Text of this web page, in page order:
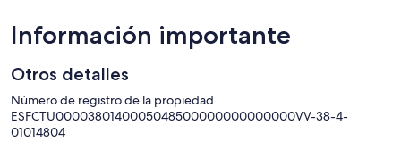
Información importante
Otros detalles
Número de registro de la propiedad
ESFCTU0000380140005048500000000000000VV-38-4-
01014804